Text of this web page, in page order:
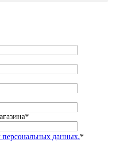
*
персональных данных.*